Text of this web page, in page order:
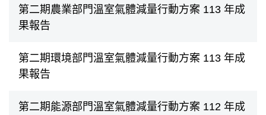
第二期農業部門溫室氣體減量行動方案 113 年成
果報告
第二期環境部門溫室氣體減量行動方案 113 年成
果報告
第二期能源部門溫室氣體減量行動方案 112 年成